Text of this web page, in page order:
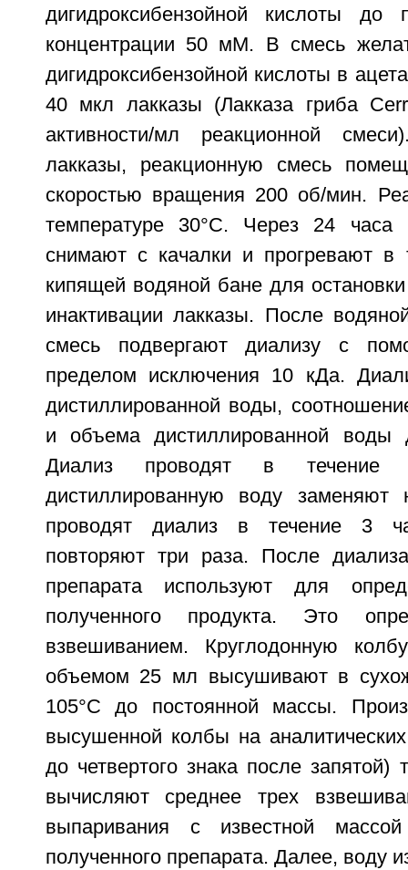
дигидроксибензойной кислоты до
концентрации 50 мМ. В смесь
дигидроксибензойной кислоты в
40 мкл лакказы (Лакказа гриба
активности/мл реакционной
лакказы, реакционную смесь
скоростью вращения 200 об/мин.
температуре 30°С. Через 24 часа
снимают с качалки и прогревают в
кипящей водяной бане для
инактивации лакказы. После
смесь подвергают диализу с
пределом исключения 10 кДа.
дистиллированной воды,
и объема дистиллированной воды
Диализ проводят в
дистиллированную воду
проводят диализ в течение 3
повторяют три раза. После
препарата используют для
полученного продукта. Это
взвешиванием. Круглодонную
объемом 25 мл высушивают в
105°С до постоянной массы.
высушенной колбы на
до четвертого знака после запятой)
вычисляют среднее трех
выпаривания с известной
полученного препарата. Далее, воду